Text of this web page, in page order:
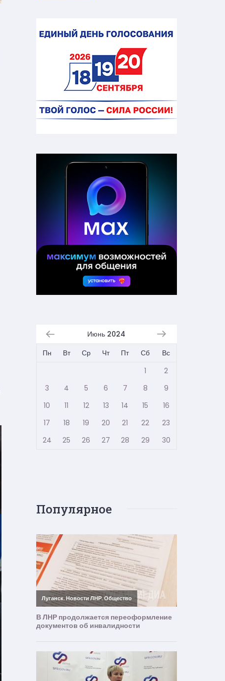
Июнь 2024
Пн
Вт Ср Чт Пт Сб
Вс
1
2
3
4 5 6 7 8
9
10
11 12 13 14 15
16
17
18 19 20 21 22
23
24
25 26 27 28 29 30
Популярное